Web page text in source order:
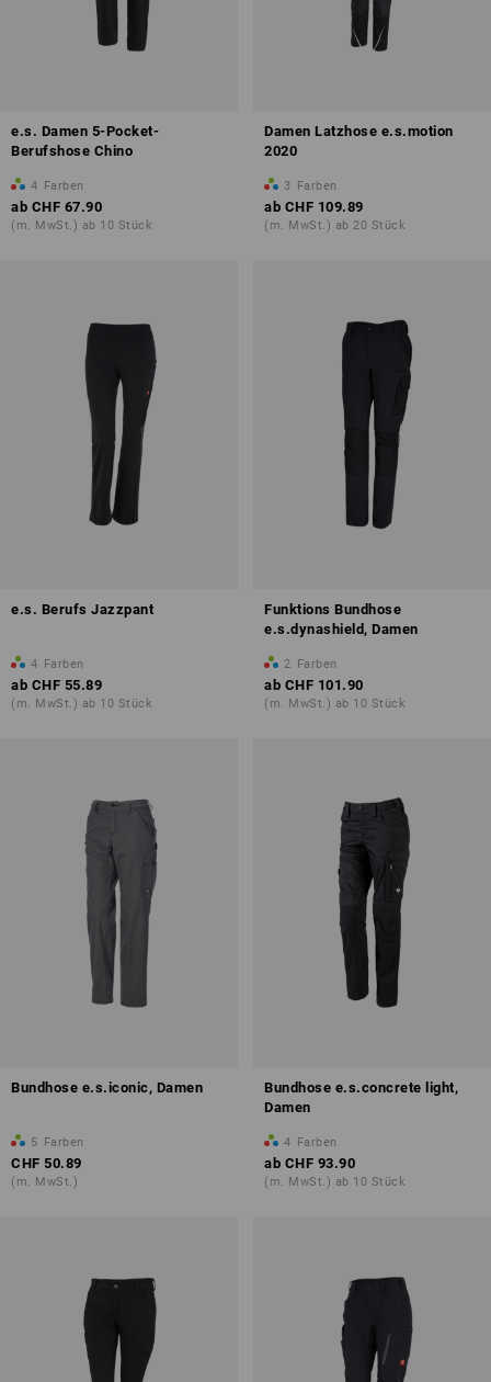
e.s. Damen 5-Pocket-
Berufshose Chino
4 Farben
ab CHF 67.90
(m. MwSt.) ab 10 Stück
Damen Latzhose e.s.motion
2020
3 Farben
ab CHF 109.89
(m. MwSt.) ab 20 Stück
e.s. Berufs Jazzpant
4 Farben
ab CHF 55.89
(m. MwSt.) ab 10 Stück
Funktions Bundhose
e.s.dynashield, Damen
2 Farben
ab CHF 101.90
(m. MwSt.) ab 10 Stück
Bundhose e.s.iconic, Damen
5 Farben
CHF 50.89
(m. MwSt.)
Bundhose e.s.concrete light,
Damen
4 Farben
ab CHF 93.90
(m. MwSt.) ab 10 Stück